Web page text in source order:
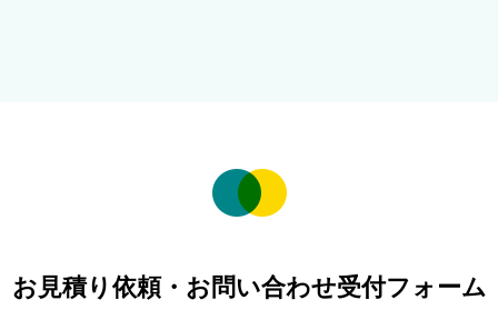
お見積り依頼・お問い合わせ受付フォーム